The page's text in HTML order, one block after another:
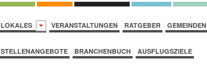
LOKALES VERANSTALTUNGEN RATGEBER GEMEINDEN
STELLENANGEBOTE BRANCHENBUCH AUSFLUGSZIELE